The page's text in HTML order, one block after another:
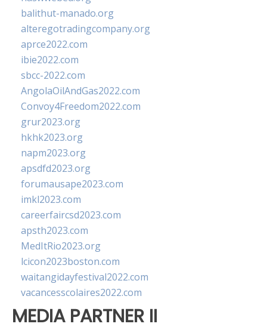
balithut-manado.org
alteregotradingcompany.org
aprce2022.com
ibie2022.com
sbcc-2022.com
AngolaOilAndGas2022.com
Convoy4Freedom2022.com
grur2023.org
hkhk2023.org
napm2023.org
apsdfd2023.org
forumausape2023.com
imkl2023.com
careerfaircsd2023.com
apsth2023.com
MedItRio2023.org
lcicon2023boston.com
waitangidayfestival2022.com
vacancesscolaires2022.com
MEDIA PARTNER II